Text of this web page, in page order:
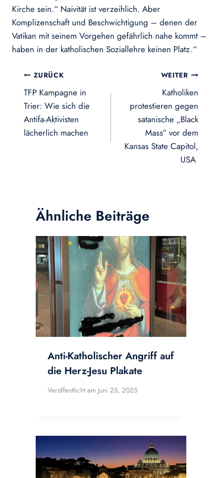
Kirche sein.“ Naivität ist verzeihlich. Aber
Komplizenschaft und Beschwichtigung – denen der
Vatikan mit seinem Vorgehen gefährlich nahe kommt –
haben in der katholischen Soziallehre keinen Platz.“
Beitragsnavigation
ZURÜCK
TFP Kampagne in
Trier: Wie sich die
Antifa-Aktivisten
lächerlich machen
WEITER
Katholiken
protestieren gegen
satanische „Black
Mass“ vor dem
Kansas State Capitol,
USA
Ähnliche Beiträge
Anti-Katholischer Angriff auf
die Herz-Jesu Plakate
Veröffentlicht am Juni 25, 2025